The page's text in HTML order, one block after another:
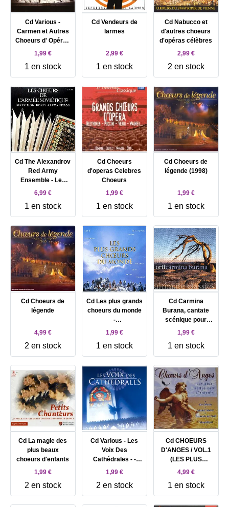
Cd Various -
Carmen et Autres
Choeurs d' Opéras
Célèbres - Vol.2
1,99 €
1 en stock
Cd Vendeurs de
larmes
2,99 €
1 en stock
Cd Nabucco et
d'autres choeurs
d'opéras célèbres
2,99 €
2 en stock
Cd The Alexandrov
Red Army
Ensemble - Les
Chœurs De
Soviétique
6,99 €
1 en stock
Cd Choeurs
d'operas Celebres
Choeurs
1,99 €
1 en stock
Cd Choeurs de
légende (1998)
1,99 €
1 en stock
Cd Choeurs de
légende
4,99 €
2 en stock
Cd Les plus grands
choeurs du monde
-
Bach/Haendel/Orff
1,99 €
1 en stock
Cd Carmina
Burana, cantate
scénique pour
solistes, choeurs
1,99 €
1 en stock
Cd La magie des
plus beaux
choeurs d'enfants
1,99 €
2 en stock
Cd Various - Les
Voix Des
Cathédrales - -
Grands Choeurs
1,99 €
2 en stock
Cd CHOEURS
D'ANGES / VOL.1
(LES PLUS
BELLES VOIX
4,99 €
1 en stock